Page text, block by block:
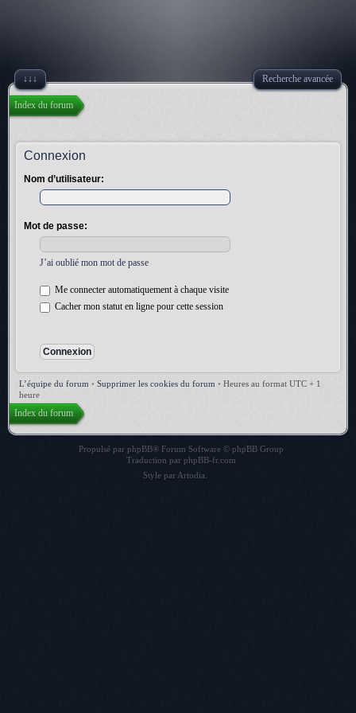
↓↓↓ Recherche avancée
Index du forum
Connexion
Nom d’utilisateur:
Mot de passe:
J’ai oublié mon mot de passe
Me connecter automatiquement à chaque visite
Cacher mon statut en ligne pour cette session
L’équipe du forum • Supprimer les cookies du forum • Heures au format UTC + 1
heure
Index du forum
Propulsé par phpBB® Forum Software © phpBB Group
Traduction par phpBB-fr.com
Style par Artodia